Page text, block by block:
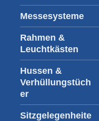
Messesysteme
Rahmen &
Leuchtkästen
Hussen &
Verhüllungstüch
er
Sitzgelegenheite